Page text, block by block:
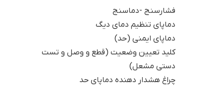
فشارسنج -دماسنج
دماپای تنظیم دمای دیگ
دماپای ایمنی (حد)
کلید تعیین وضعیت (قطع و وصل و تست
دستی مشعل)
چراغ هشدار دهنده دماپای حد